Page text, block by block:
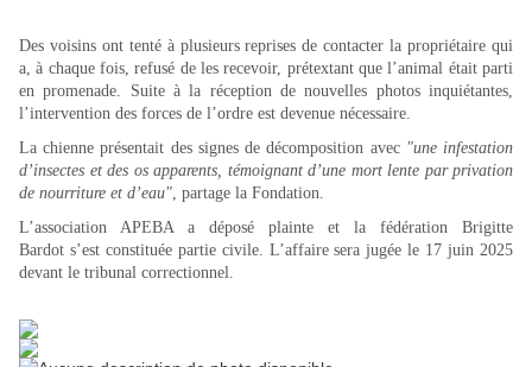
Des voisins ont tenté à plusieurs reprises de contacter la propriétaire qui
a, à chaque fois, refusé de les recevoir, prétextant que l’animal était parti
en promenade. Suite à la réception de nouvelles photos inquiétantes,
l’intervention des forces de l’ordre est devenue nécessaire.
La chienne présentait des signes de décomposition avec "une infestation
d’insectes et des os apparents, témoignant d’une mort lente par privation
de nourriture et d’eau", partage la Fondation.
L’association APEBA a déposé plainte et la fédération Brigitte
Bardot s’est constituée partie civile. L’affaire sera jugée le 17 juin 2025
devant le tribunal correctionnel.